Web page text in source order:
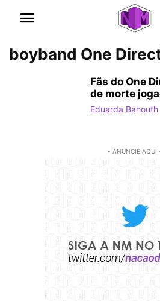
boyband One
Fãs do One
de morte
Eduarda Bahouth
- ANUNCIE AQUI